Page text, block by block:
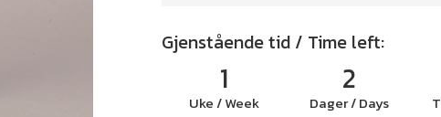
Gjenstående tid / Time left:
1
Uke / Week
2
Dager / Days